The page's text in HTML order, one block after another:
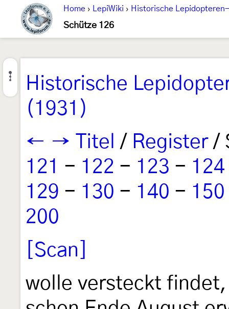
Home › LepiWiki › Historische
Schütze 126
Historische
(1931)
← → Titel / Register/
121 - 122 - 123 - 124
129 - 130 - 140 - 150
200
[Scan]
wolle versteckt